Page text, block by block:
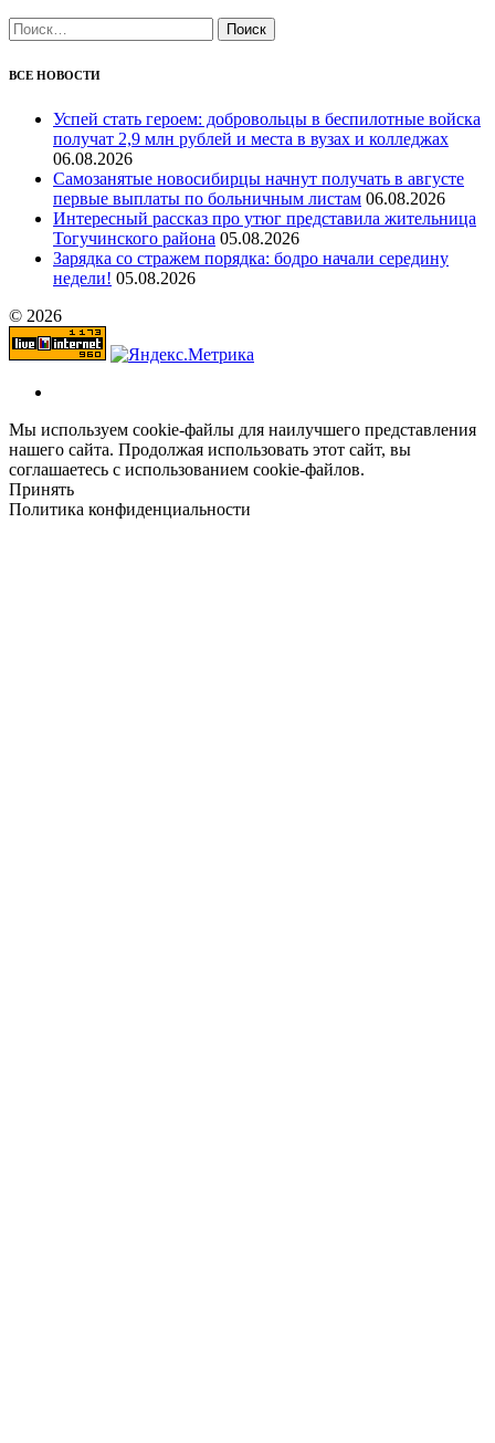
Найти:
ВСЕ НОВОСТИ
Успей стать героем: добровольцы в беспилотные войска
получат 2,9 млн рублей и места в вузах и колледжах
06.08.2026
Самозанятые новосибирцы начнут получать в августе
первые выплаты по больничным листам 06.08.2026
Интересный рассказ про утюг представила жительница
Тогучинского района 05.08.2026
Зарядка со стражем порядка: бодро начали середину
недели! 05.08.2026
© 2026
Мы используем cookie-файлы для наилучшего представления
нашего сайта. Продолжая использовать этот сайт, вы
соглашаетесь с использованием cookie-файлов.
Принять
Политика конфиденциальности